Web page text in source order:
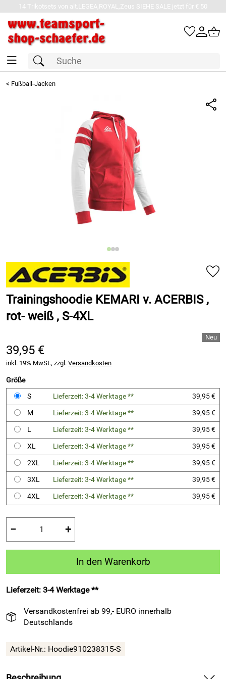
14 Trikotsets von alt.LEGEA,ROYAL,Zeus SIEHE SALE jetzt für € 50
< Fußball-Jacken
Trainingshoodie KEMARI v. ACERBIS ,
rot- weiß , S-4XL
39,95 €
inkl. 19% MwSt., zzgl. Versandkosten
Größe
S
Lieferzeit: 3-4 Werktage **
39,95 €
M
Lieferzeit: 3-4 Werktage **
39,95 €
L
Lieferzeit: 3-4 Werktage **
39,95 €
XL
Lieferzeit: 3-4 Werktage **
39,95 €
2XL
Lieferzeit: 3-4 Werktage **
39,95 €
3XL
Lieferzeit: 3-4 Werktage **
39,95 €
4XL
Lieferzeit: 3-4 Werktage ** 39,95 €
− +
In den Warenkorb
Lieferzeit: 3-4 Werktage **
Versandkostenfrei ab 99,- EURO innerhalb
Deutschlands
Artikel-Nr.: Hoodie910238315-S